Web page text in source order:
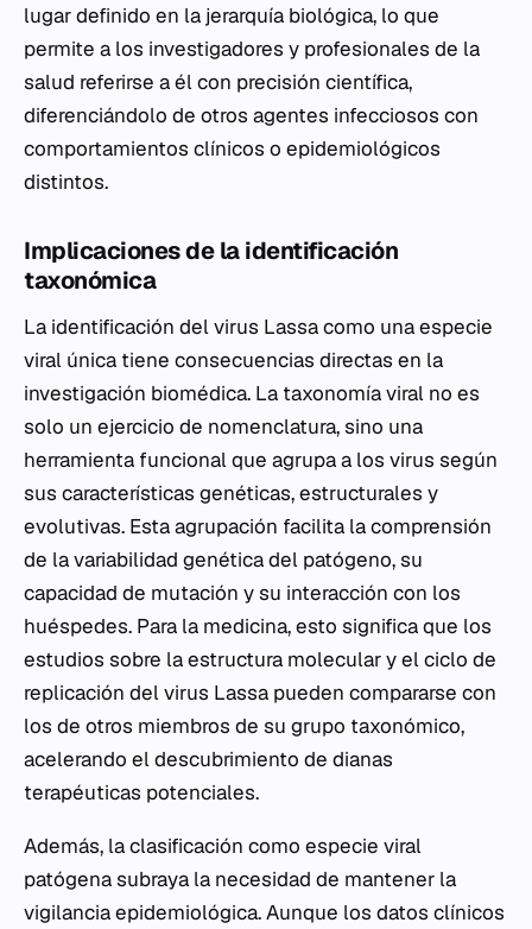
lugar definido en la jerarquía biológica, lo que
permite a los investigadores y profesionales de la
salud referirse a él con precisión científica,
diferenciándolo de otros agentes infecciosos con
comportamientos clínicos o epidemiológicos
distintos.
Implicaciones de la identificación
taxonómica
La identificación del virus Lassa como una especie
viral única tiene consecuencias directas en la
investigación biomédica. La taxonomía viral no es
solo un ejercicio de nomenclatura, sino una
herramienta funcional que agrupa a los virus según
sus características genéticas, estructurales y
evolutivas. Esta agrupación facilita la comprensión
de la variabilidad genética del patógeno, su
capacidad de mutación y su interacción con los
huéspedes. Para la medicina, esto significa que los
estudios sobre la estructura molecular y el ciclo de
replicación del virus Lassa pueden compararse con
los de otros miembros de su grupo taxonómico,
acelerando el descubrimiento de dianas
terapéuticas potenciales.
Además, la clasificación como especie viral
patógena subraya la necesidad de mantener la
vigilancia epidemiológica. Aunque los datos clínicos